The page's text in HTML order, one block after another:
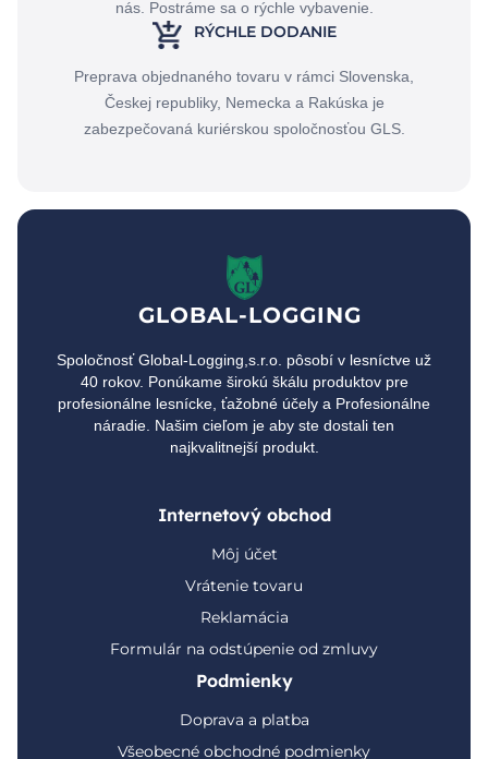
nás. Postráme sa o rýchle vybavenie.
RÝCHLE DODANIE
Preprava objednaného tovaru v rámci Slovenska,
Českej republiky, Nemecka a Rakúska je
zabezpečovaná kuriérskou spoločnosťou GLS.
GLOBAL-LOGGING
Spoločnosť Global-Logging,s.r.o. pôsobí v lesníctve už
40 rokov. Ponúkame širokú škálu produktov pre
profesionálne lesnícke, ťažobné účely a Profesionálne
náradie. Našim cieľom je aby ste dostali ten
najkvalitnejší produkt.
Internetový obchod
Môj účet
Vrátenie tovaru
Reklamácia
Formulár na odstúpenie od zmluvy
Podmienky
Doprava a platba
Všeobecné obchodné podmienky